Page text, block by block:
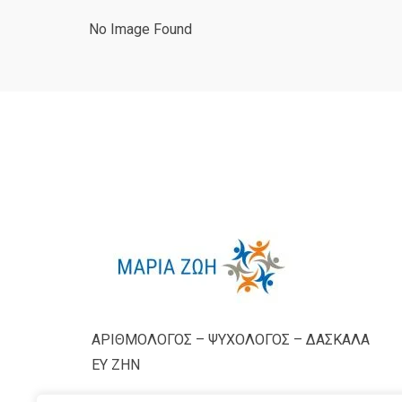
No Image Found
ΑΡΙΘΜΟΛΟΓΟΣ – ΨΥΧΟΛΟΓΟΣ – ΔΑΣΚΑΛΑ
ΕΥ ΖΗΝ